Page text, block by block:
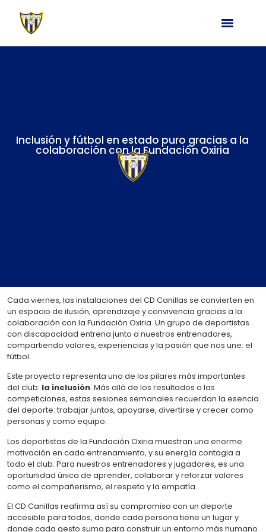
Inclusión y fútbol en estado puro gracias a la
colaboración con la Fundación Oxiria
Cada viernes, las instalaciones del CD Canillas se convierten en
un espacio de ilusión, aprendizaje y convivencia gracias a la
colaboración con la Fundación Oxiria. Un grupo de deportistas
con discapacidad entrena junto a nuestros entrenadores,
compartiendo valores, experiencias y la pasión que nos une: el
fútbol.
Este proyecto representa uno de los pilares más importantes
del club: la inclusión. Más allá de los resultados o las
competiciones, estas sesiones semanales recuerdan la esencia
del deporte: trabajar juntos, apoyarse, divertirse y crecer como
personas y como equipo.
Los deportistas de la Fundación Oxiria muestran una enorme
motivación en cada entrenamiento, y su energía contagia a
todo el club. Para nuestros entrenadores y jugadores, es una
oportunidad única de aprender, colaborar y reforzar valores
como el compañerismo, el respeto y la empatía.
El CD Canillas reafirma así su compromiso con un deporte
accesible para todos, donde cada persona tiene un lugar y
donde cada gesto suma para construir un entorno más humano